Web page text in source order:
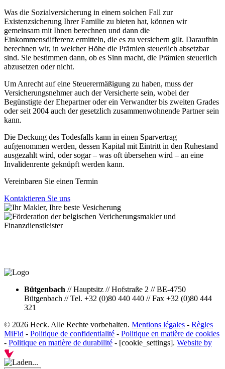
Was die Sozialversicherung in einem solchen Fall zur
Existenzsicherung Ihrer Familie zu bieten hat, können wir
gemeinsam mit Ihnen berechnen und dann die
Einkommensdifferenz ermitteln, die es zu versichern gilt. Daraufhin
berechnen wir, in welcher Höhe die Prämien steuerlich absetzbar
sind. Sie bestimmen dann, ob es Sinn macht, die Prämien steuerlich
abzusetzen oder nicht.
Um Anrecht auf eine Steuerermäßigung zu haben, muss der
Versicherungsnehmer auch der Versicherte sein, wobei der
Begünstigte der Ehepartner oder ein Verwandter bis zweiten Grades
oder seit 2004 auch der gesetzlich zusammenwohnende Partner sein
kann.
Die Deckung des Todesfalls kann in einen Sparvertrag
aufgenommen werden, dessen Kapital mit Eintritt in den Ruhestand
ausgezahlt wird, oder sogar – was oft übersehen wird – an eine
Invalidenrente geknüpft werden kann.
Vereinbaren Sie einen Termin
Kontaktieren Sie uns
Bütgenbach //Hauptsitz //Hofstraße 2 //BE-4750
Bütgenbach //Tel. +32 (0)80 440 440 //Fax +32 (0)80 444
321
© 2026 Heck. Alle Rechte vorbehalten. Mentions légales - Règles
MiFid - Politique de confidentialité - Politique en matière de cookies
- Politique en matière de durabilité - [cookie_settings]. Website by